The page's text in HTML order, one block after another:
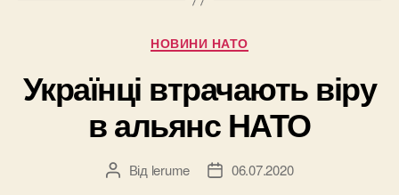
Категорії
НОВИНИ НАТО
Українці втрачають віру
в альянс НАТО
Автор
Від lerume
Дата06.07.2020